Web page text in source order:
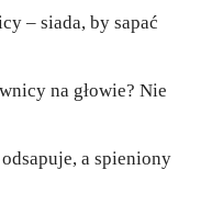
– siada, by sapać
na głowie? Nie
a spieniony